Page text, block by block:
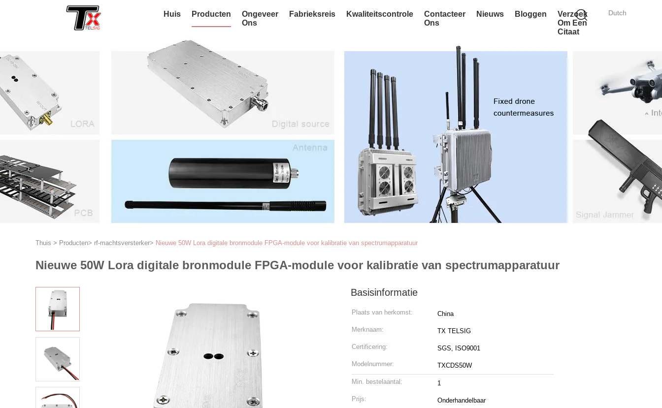
Dutch
Huis Producten
Ongeveer
Ons
Fabrieksreis Kwaliteitscontrole
Contacteer
Ons
Nieuws Bloggen
Verzoek
Om Een
Citaat
Thuis > Producten> rf-machtsversterker> Nieuwe 50W Lora digitale bronmodule FPGA-module voor kalibratie van spectrumapparatuur
Nieuwe 50W Lora digitale bronmodule FPGA-module voor kalibratie van spectrumapparatuur
Basisinformatie
Plaats van herkomst: China
Merknaam: TX TELSIG
Certificering: SGS, ISO9001
Modelnummer: TXCDS50W
Min. bestelaantal: 1
Prijs: Onderhandelbaar